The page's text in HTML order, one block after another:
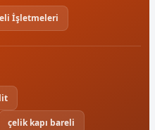
İşletmeleri
çelik kapı bareli